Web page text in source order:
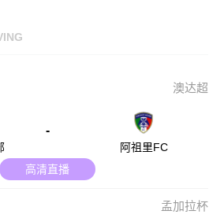
澳达超
-
阿祖里FC
高清直播
孟加拉杯